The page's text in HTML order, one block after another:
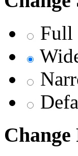
Full